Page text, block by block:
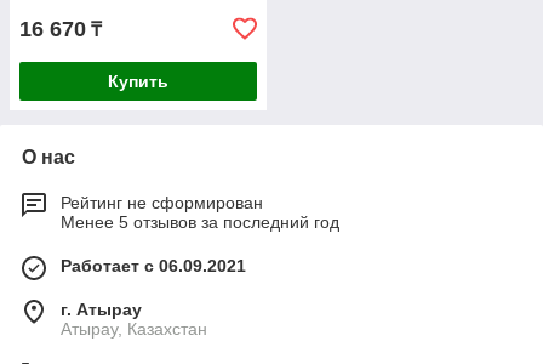
16 670 ₸
Купить
О нас
Рейтинг не сформирован
Менее 5 отзывов за последний год
Работает с 06.09.2021
г. Атырау
Атырау, Казахстан